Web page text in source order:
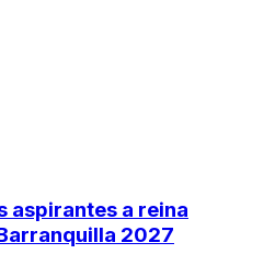
aspirantes a reina
2027